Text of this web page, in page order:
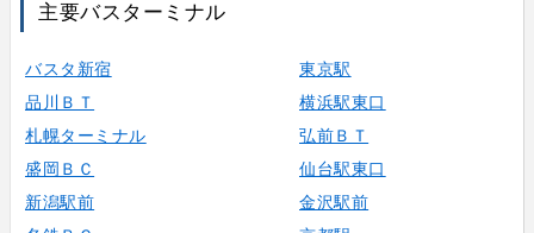
主要バスターミナル
バスタ新宿
東京駅
品川ＢＴ
横浜駅東口
札幌ターミナル
弘前ＢＴ
盛岡ＢＣ
仙台駅東口
新潟駅前
金沢駅前